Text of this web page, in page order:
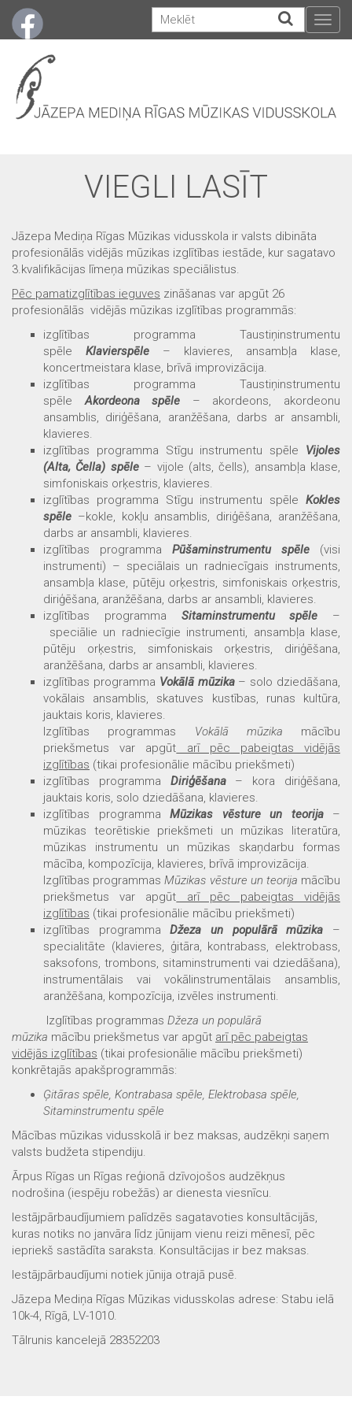
VIEGLI LASĪT
Jāzepa Mediņa Rīgas Mūzikas vidusskola ir valsts dibināta
profesionālās vidējās mūzikas izglītības iestāde, kur sagatavo
3.kvalifikācijas līmeņa mūzikas speciālistus.
Pēc pamatizglītības ieguves zināšanas var apgūt 26
profesionālās vidējās mūzikas izglītības programmās:
izglītības programma Taustiņinstrumentu
spēle Klavierspēle – klavieres, ansambļa klase,
koncertmeistara klase, brīvā improvizācija.
izglītības programma Taustiņinstrumentu
spēle Akordeona spēle – akordeons, akordeonu
ansamblis, diriģēšana, aranžēšana, darbs ar ansambli,
klavieres.
izglītības programma Stīgu instrumentu spēle Vijoles
(Alta, Čella) spēle– vijole (alts, čells), ansambļa klase,
simfoniskais orķestris, klavieres.
izglītības programma Stīgu instrumentu spēleKokles
spēle –kokle, kokļu ansamblis, diriģēšana, aranžēšana,
darbs ar ansambli, klavieres.
izglītības programma
Pūšaminstrumentu spēle (visi
instrumenti) – speciālais un radniecīgais instruments,
ansambļa klase, pūtēju orķestris, simfoniskais orķestris,
diriģēšana, aranžēšana, darbs ar ansambli, klavieres.
izglītības programma Sitaminstrumentu spēle –
speciālie un radniecīgie instrumenti, ansambļa klase,
pūtēju orķestris, simfoniskais orķestris, diriģēšana,
aranžēšana, darbs ar ansambli, klavieres.
izglītības programma Vokālā mūzika – solo dziedāšana,
vokālais ansamblis, skatuves kustības, runas kultūra,
jauktais koris, klavieres.
Izglītības programmas Vokālā mūzika mācību
priekšmetus var apgūt arī pēc pabeigtas vidējās
izglītības (tikai profesionālie mācību priekšmeti)
izglītības programma Diriģēšana– kora diriģēšana,
jauktais koris, solo dziedāšana, klavieres.
izglītības programma Mūzikas vēsture un teorija–
mūzikas teorētiskie priekšmeti un mūzikas literatūra,
mūzikas instrumentu un mūzikas skaņdarbu formas
mācība, kompozīcija, klavieres, brīvā improvizācija.
Izglītības programmasMūzikas vēsture un teorija mācību
priekšmetus var apgūt arī pēc pabeigtas vidējās
izglītības (tikai profesionālie mācību priekšmeti)
izglītības programmaDžeza un populārā mūzika –
specialitāte (klavieres, ģitāra, kontrabass, elektrobass,
saksofons, trombons, sitaminstrumenti vai dziedāšana),
instrumentālais vai vokālinstrumentālais ansamblis,
aranžēšana, kompozīcija, izvēles instrumenti.
Izglītības programmas Džeza un populārā
mūzika mācību priekšmetus var apgūt arī pēc pabeigtas
vidējās izglītības (tikai profesionālie mācību priekšmeti)
konkrētajās apakšprogrammās:
Ģitāras spēle, Kontrabasa spēle, Elektrobasa spēle,
Sitaminstrumentu spēle
Mācības mūzikas vidusskolā ir bez maksas, audzēkņi saņem
valsts budžeta stipendiju.
Ārpus Rīgas un Rīgas reģionā dzīvojošos audzēkņus
nodrošina (iespēju robežās) ar dienesta viesnīcu.
Iestājpārbaudījumiem palīdzēs sagatavoties konsultācijās,
kuras notiks no janvāra līdz jūnijam vienu reizi mēnesī, pēc
iepriekš sastādīta saraksta. Konsultācijas ir bez maksas.
Iestājpārbaudījumi notiek jūnija otrajā pusē.
Jāzepa Mediņa Rīgas Mūzikas vidusskolas adrese: Stabu ielā
10k-4, Rīgā, LV-1010.
Tālrunis kancelejā 28352203